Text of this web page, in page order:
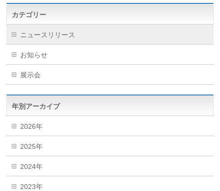
カテゴリー
ニュースリリース
お知らせ
展示会
年別アーカイブ
2026年
2025年
2024年
2023年